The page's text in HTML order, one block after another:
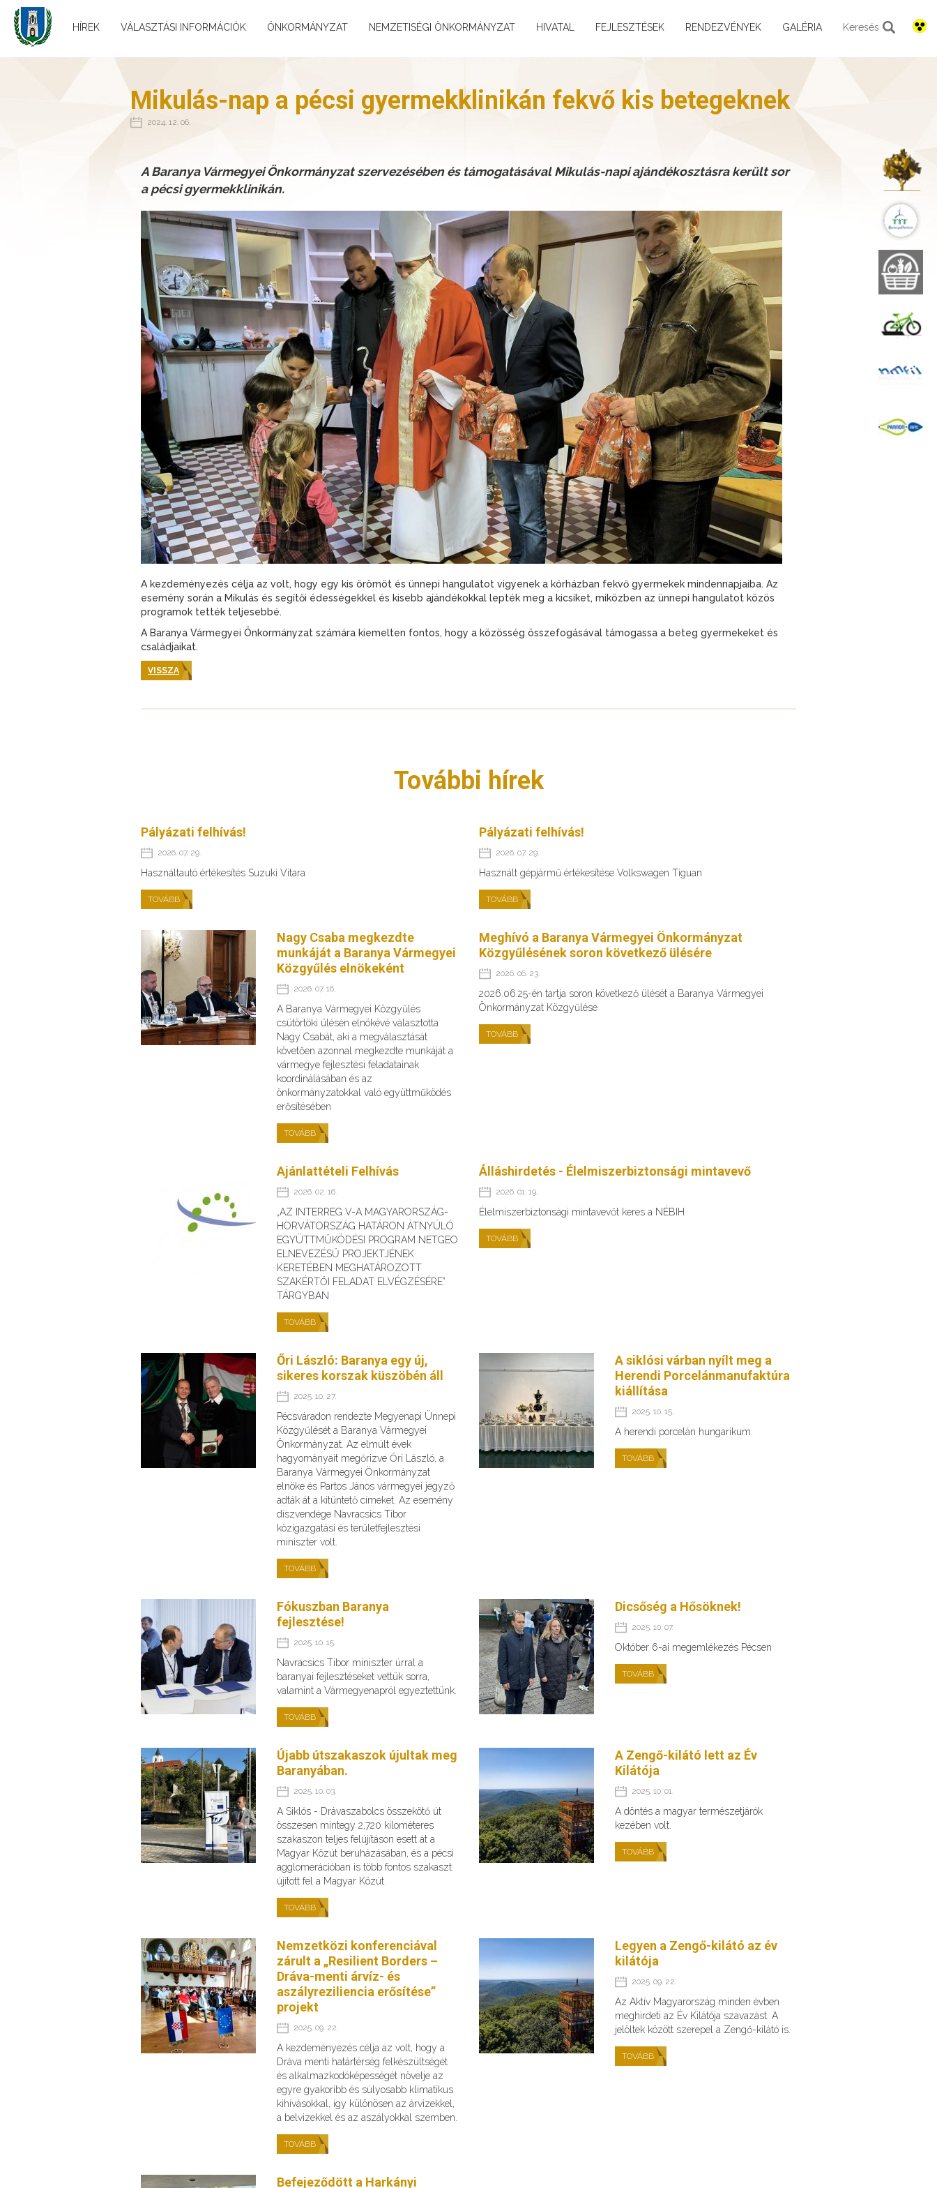
HÍREK VÁLASZTÁSI INFORMÁCIÓK ÖNKORMÁNYZAT NEMZETISÉGI ÖNKORMÁNYZAT HIVATAL FEJLESZTÉSEK RENDEZVÉNYEK GALÉRIA Keresés
Mikulás-nap a pécsi gyermekklinikán fekvő kis betegeknek
2024. 12. 06.
A Baranya Vármegyei Önkormányzat szervezésében és támogatásával Mikulás-napi ajándékosztásra került sor
a pécsi gyermekklinikán.
A kezdeményezés célja az volt, hogy egy kis örömöt és ünnepi hangulatot vigyenek a kórházban fekvő gyermekek mindennapjaiba. Az
esemény során a Mikulás és segítői édességekkel és kisebb ajándékokkal lepték meg a kicsiket, miközben az ünnepi hangulatot közös
programok tették teljesebbé.
A Baranya Vármegyei Önkormányzat számára kiemelten fontos, hogy a közösség összefogásával támogassa a beteg gyermekeket és
családjaikat.
VISSZA
További hírek
Pályázati felhívás!
2026. 07. 29.
Használtautó értékesítés Suzuki Vitara
TOVÁBB
Pályázati felhívás!
2026. 07. 29.
Használt gépjármű értékesítése Volkswagen Tiguan
TOVÁBB
Nagy Csaba megkezdte
munkáját a Baranya Vármegyei
Közgyűlés elnökeként
2026. 07. 16.
A Baranya Vármegyei Közgyűlés
csütörtöki ülésén elnökévé választotta
Nagy Csabát, aki a megválasztását
követően azonnal megkezdte munkáját a
vármegye fejlesztési feladatainak
koordinálásában és az
önkormányzatokkal való együttműködés
erősítésében
TOVÁBB
Meghívó a Baranya Vármegyei Önkormányzat
Közgyűlésének soron következő ülésére
2026. 06. 23.
2026.06.25-én tartja soron következő ülését a Baranya Vármegyei
Önkormányzat Közgyűlése
TOVÁBB
Ajánlattételi Felhívás
2026. 02. 16.
„AZ INTERREG V-A MAGYARORSZÁG-
HORVÁTORSZÁG HATÁRON ÁTNYÚLÓ
EGYÜTTMŰKÖDÉSI PROGRAM NETGEO
ELNEVEZÉSŰ PROJEKTJÉNEK
KERETÉBEN MEGHATÁROZOTT
SZAKÉRTŐI FELADAT ELVÉGZÉSÉRE”
TÁRGYBAN
TOVÁBB
Álláshirdetés - Élelmiszerbiztonsági mintavevő
2026. 01. 19.
Élelmiszerbiztonsági mintavevőt keres a NÉBIH
TOVÁBB
Őri László: Baranya egy új,
sikeres korszak küszöbén áll
2025. 10. 27.
Pécsváradon rendezte Megyenapi Ünnepi
Közgyűlését a Baranya Vármegyei
Önkormányzat. Az elmúlt évek
hagyományait megőrizve Őri László, a
Baranya Vármegyei Önkormányzat
elnöke és Partos János vármegyei jegyző
adták át a kitüntető címeket. Az esemény
díszvendége Navracsics Tibor
közigazgatási és területfejlesztési
miniszter volt.
TOVÁBB
A siklósi várban nyílt meg a
Herendi Porcelánmanufaktúra
kiállítása
2025. 10. 15.
A herendi porcelán hungarikum.
TOVÁBB
Fókuszban Baranya
fejlesztése!
2025. 10. 15.
Navracsics Tibor miniszter úrral a
baranyai fejlesztéseket vettük sorra,
valamint a Vármegyenapról egyeztettünk.
TOVÁBB
Dicsőség a Hősöknek!
2025. 10. 07.
Október 6-ai megemlékezés Pécsen
TOVÁBB
Újabb útszakaszok újultak meg
Baranyában.
2025. 10. 03.
A Siklós - Drávaszabolcs összekötő út
összesen mintegy 2,720 kilométeres
szakaszon teljes felújításon esett át a
Magyar Közút beruházásában, és a pécsi
agglomerációban is több fontos szakaszt
újított fel a Magyar Közút.
TOVÁBB
A Zengő-kilátó lett az Év
Kilátója
2025. 10. 01.
A döntés a magyar természetjárók
kezében volt.
TOVÁBB
Nemzetközi konferenciával
zárult a „Resilient Borders –
Dráva-menti árvíz- és
aszályreziliencia erősítése”
projekt
2025. 09. 22.
A kezdeményezés célja az volt, hogy a
Dráva menti határtérség felkészültségét
és alkalmazkodóképességét növelje az
egyre gyakoribb és súlyosabb klimatikus
kihívásokkal, így különösen az árvizekkel,
a belvizekkel és az aszályokkal szemben.
TOVÁBB
Legyen a Zengő-kilátó az év
kilátója
2025. 09. 22.
Az Aktív Magyarország minden évben
meghirdeti az Év Kilátója szavazást. A
jelöltek között szerepel a Zengő-kilátó is.
TOVÁBB
Befejeződött a Harkányi